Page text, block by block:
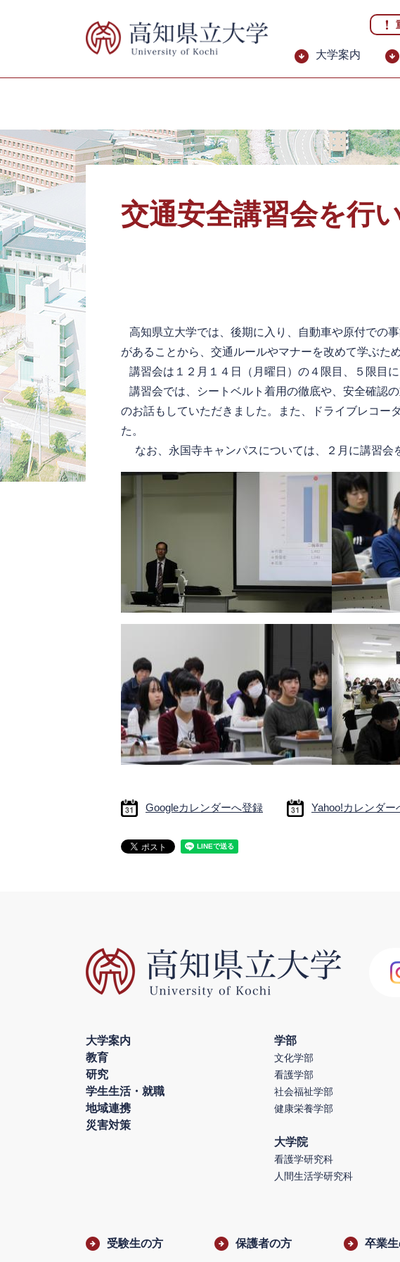
先
を
て
本
文
へ
大学案内
交通安全講習会を行
高知県立大学では、後期に入り、自動車や原付での
があることから、交通ルールやマナーを改めて学ぶた
講習会は１２月１４日（月曜日）の４限目、５限目
講習会では、シートベルト着用の徹底や、安全確認
のお話もしていただきました。また、ドライブレコー
た。
なお、永国寺キャンパスについては、２月に講習会
Googleカレンダーへ登録 Yahoo!カレンダー
大学案内
教育
研究
学生生活・就職
地域連携
災害対策
学部
文化学部
看護学部
社会福祉学部
健康栄養学部
大学院
看護学研究科
人間生活学研究科
受験生の方 保護者の方 卒業